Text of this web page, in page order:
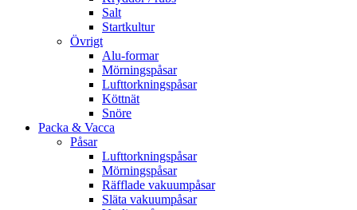
Salt
Startkultur
Övrigt
Alu-formar
Mörningspåsar
Lufttorkningspåsar
Köttnät
Snöre
Packa & Vacca
Påsar
Lufttorkningspåsar
Mörningspåsar
Räfflade vakuumpåsar
Släta vakuumpåsar